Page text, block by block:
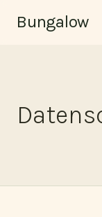
Bungalow